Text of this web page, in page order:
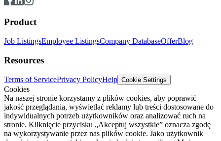
Product
Job ListingsEmployee ListingsCompany DatabaseOfferBlog
Resources
Terms of ServicePrivacy PolicyHelp Cookie Settings
Cookies
Na naszej stronie korzystamy z plików cookies, aby poprawić
jakość przeglądania, wyświetlać reklamy lub treści dostosowane do
indywidualnych potrzeb użytkowników oraz analizować ruch na
stronie. Kliknięcie przycisku „Akceptuj wszystkie” oznacza zgodę
na wykorzystywanie przez nas plików cookie. Jako użytkownik